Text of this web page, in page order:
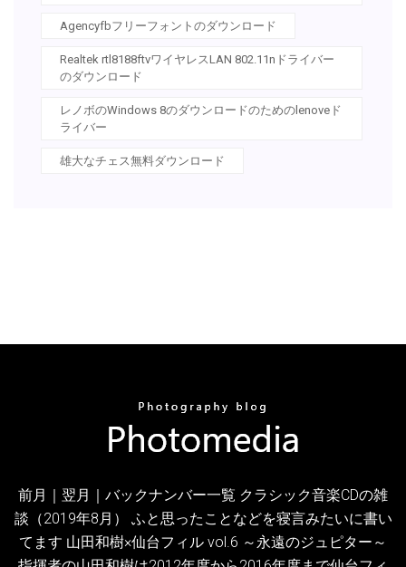
Agencyfbフリーフォントのダウンロード
Realtek rtl8188ftvワイヤレスLAN 802.11nドライバー
のダウンロード
レノボのWindows 8のダウンロードのためのlenoveド
ライバー
雄大なチェス無料ダウンロード
前月｜翌月｜バックナンバー一覧 クラシック音楽CDの雑
談（2019年8月） ふと思ったことなどを寝言みたいに書い
てます 山田和樹×仙台フィル vol.6 ～永遠のジュピター～